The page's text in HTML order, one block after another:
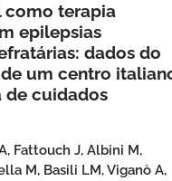
como terapia
epilepsias
dados do
um centro
de cuidados
Fattouch J, Albini M,
M, Basili LM, Viganò A,